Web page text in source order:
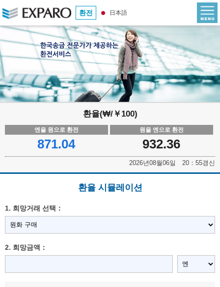
환전 日本語
환율(₩/￥100)
엔을 원으로 환전
871.04
원을 엔으로 환전
932.36
2026년08월06일 20：55갱신
환율 시뮬레이션
1. 희망거래 선택：
2. 희망금액：